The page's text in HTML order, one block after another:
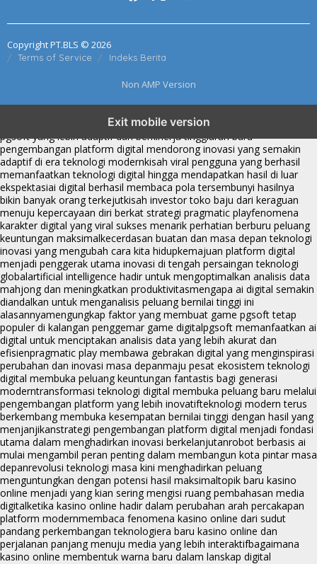
Copyright PT.BLS © 2026
Terms of Service Indeks Berita
Non AMP Version
Exit mobile version
menghadirkan inovasi berkualitasai digital menjadi kunci analisis data
pgsoft yang lebih adaptif dan berkinerja tinggiarah baru
pengembangan platform digital mendorong inovasi yang semakin
adaptif di era teknologi modernkisah viral pengguna yang berhasil
memanfaatkan teknologi digital hingga mendapatkan hasil di luar
ekspektasiai digital berhasil membaca pola tersembunyi hasilnya
bikin banyak orang terkejutkisah investor toko baju dari keraguan
menuju kepercayaan diri berkat strategi pragmatic playfenomena
karakter digital yang viral sukses menarik perhatian berburu peluang
keuntungan maksimalkecerdasan buatan dan masa depan teknologi
inovasi yang mengubah cara kita hidupkemajuan platform digital
menjadi penggerak utama inovasi di tengah persaingan teknologi
globalartificial intelligence hadir untuk mengoptimalkan analisis data
mahjong dan meningkatkan produktivitasmengapa ai digital semakin
diandalkan untuk menganalisis peluang bernilai tinggi ini
alasannyamengungkap faktor yang membuat game pgsoft tetap
populer di kalangan penggemar game digitalpgsoft memanfaatkan ai
digital untuk menciptakan analisis data yang lebih akurat dan
efisienpragmatic play membawa gebrakan digital yang menginspirasi
perubahan dan inovasi masa depanmaju pesat ekosistem teknologi
digital membuka peluang keuntungan fantastis bagi generasi
moderntransformasi teknologi digital membuka peluang baru melalui
pengembangan platform yang lebih inovatifteknologi modern terus
berkembang membuka kesempatan bernilai tinggi dengan hasil yang
menjanjikanstrategi pengembangan platform digital menjadi fondasi
utama dalam menghadirkan inovasi berkelanjutanrobot berbasis ai
mulai mengambil peran penting dalam membangun kota pintar masa
depanrevolusi teknologi masa kini menghadirkan peluang
menguntungkan dengan potensi hasil maksimaltopik baru kasino
online menjadi yang kian sering mengisi ruang pembahasan media
digitalketika kasino online hadir dalam perubahan arah percakapan
platform modernmembaca fenomena kasino online dari sudut
pandang perkembangan teknologiera baru kasino online dan
perjalanan panjang menuju media yang lebih interaktifbagaimana
kasino online membentuk warna baru dalam lanskap digital